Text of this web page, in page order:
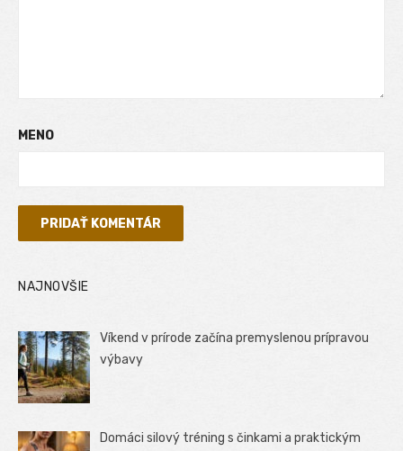
MENO
NAJNOVŠIE
Víkend v prírode začína premyslenou prípravou
výbavy
Domáci silový tréning s činkami a praktickým